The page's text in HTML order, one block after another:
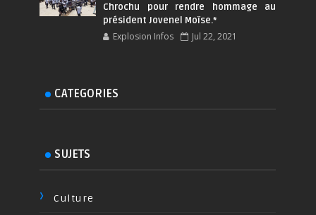
Chrochu pour rendre hommage au
président Jovenel Moïse.*
Explosion Infos Jul 22, 2021
CATEGORIES
SUJETS
Culture